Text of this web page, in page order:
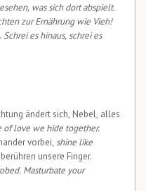
was sich dort abspielt.
zur Ernährung wie Vieh!
Schrei es hinaus, schrei es
ändert sich, Nebel, alles
of love we hide together.
vorbei, shine like
unsere Finger.
Masturbate your